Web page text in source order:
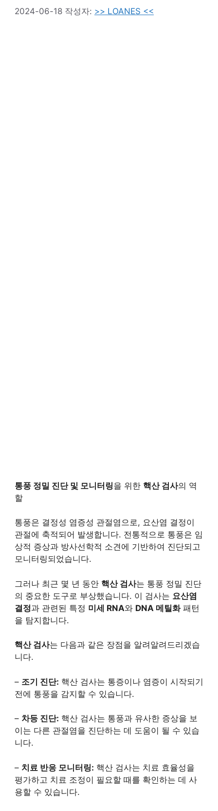
2024-06-18 작성자: >> LOANES <<
통풍 정밀 진단 및 모니터링을 위한 핵산 검사의 역
할
통풍은 결정성 염증성 관절염으로, 요산염 결정이
관절에 축적되어 발생합니다. 전통적으로 통풍은 임
상적 증상과 방사선학적 소견에 기반하여 진단되고
모니터링되었습니다.
그러나 최근 몇 년 동안 핵산 검사는 통풍 정밀 진단
의 중요한 도구로 부상했습니다. 이 검사는 요산염
결정과 관련된 특정 미세 RNA와 DNA 메틸화패턴
을 탐지합니다.
핵산 검사는 다음과 같은 장점을 알려알려드리겠습
니다.
– 조기 진단: 핵산 검사는 통증이나 염증이 시작되기
전에 통풍을 감지할 수 있습니다.
– 차등 진단: 핵산 검사는 통풍과 유사한 증상을 보
이는 다른 관절염을 진단하는 데 도움이 될 수 있습
니다.
– 치료 반응 모니터링: 핵산 검사는 치료 효율성을
평가하고 치료 조정이 필요할 때를 확인하는 데 사
용할 수 있습니다.